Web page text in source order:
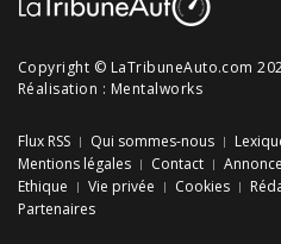
Copyright © LaTribuneAuto.com
Réalisation : Mentalworks
Flux RSS Qui sommes-nous
Mentions légales
Contact
Ethique
Vie privée Cookies
Partenaires